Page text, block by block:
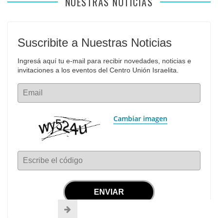
Suscribite a Nuestras Noticias
Ingresá aquí tu e-mail para recibir novedades, noticias e
invitaciones a los eventos del Centro Unión Israelita.
Email
Cambiar imagen
Escribe el código